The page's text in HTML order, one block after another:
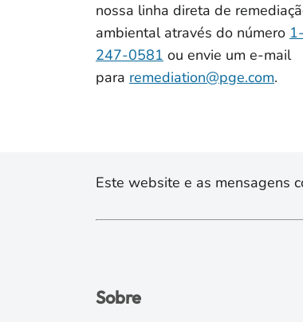
nossa linha direta de
ambiental através do número
247-0581 ou envie um e-mail
para remediation@pge.com.
Este website e as mensagens
Sobre